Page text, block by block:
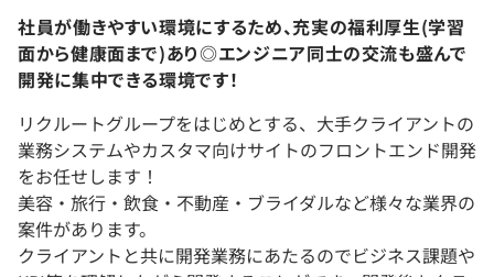
社員が働きやすい環境にするため、充実の福利厚生(学習
面から健康面まで)あり◎エンジニア同士の交流も盛んで
開発に集中できる環境です！
リクルートグループをはじめとする、大手クライアントの
業務システムやカスタマ向けサイトのフロントエンド開発
をお任せします！
美容・旅行・飲食・不動産・ブライダルなど様々な業界の
案件があります。
クライアントと共に開発業務にあたるのでビジネス課題や